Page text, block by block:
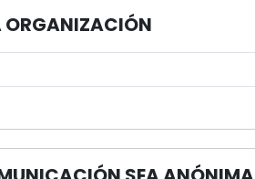
ORGANIZACIÓN